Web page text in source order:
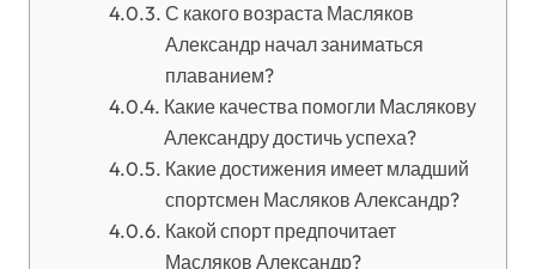
С какого возраста Масляков
Александр начал заниматься
плаванием?
Какие качества помогли Маслякову
Александру достичь успеха?
Какие достижения имеет младший
спортсмен Масляков Александр?
Какой спорт предпочитает
Масляков Александр?